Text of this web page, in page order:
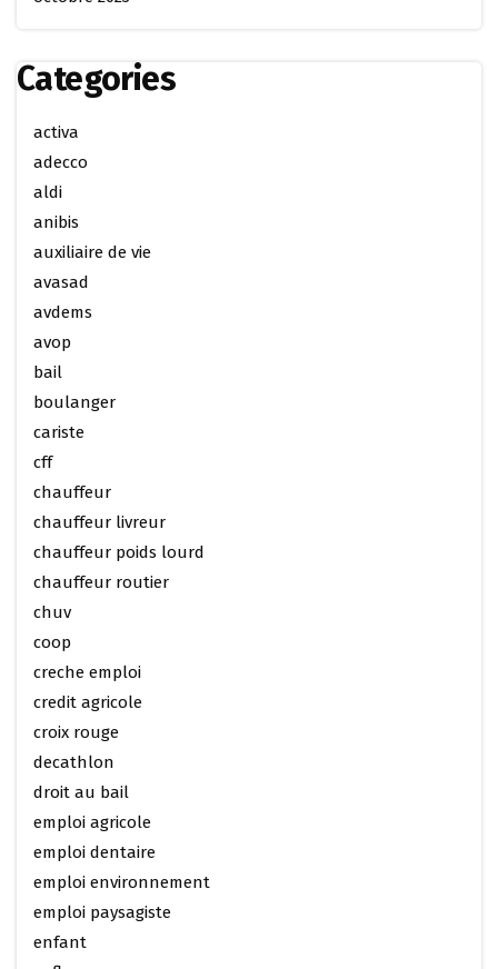
Categories
activa
adecco
aldi
anibis
auxiliaire de vie
avasad
avdems
avop
bail
boulanger
cariste
cff
chauffeur
chauffeur livreur
chauffeur poids lourd
chauffeur routier
chuv
coop
creche emploi
credit agricole
croix rouge
decathlon
droit au bail
emploi agricole
emploi dentaire
emploi environnement
emploi paysagiste
enfant